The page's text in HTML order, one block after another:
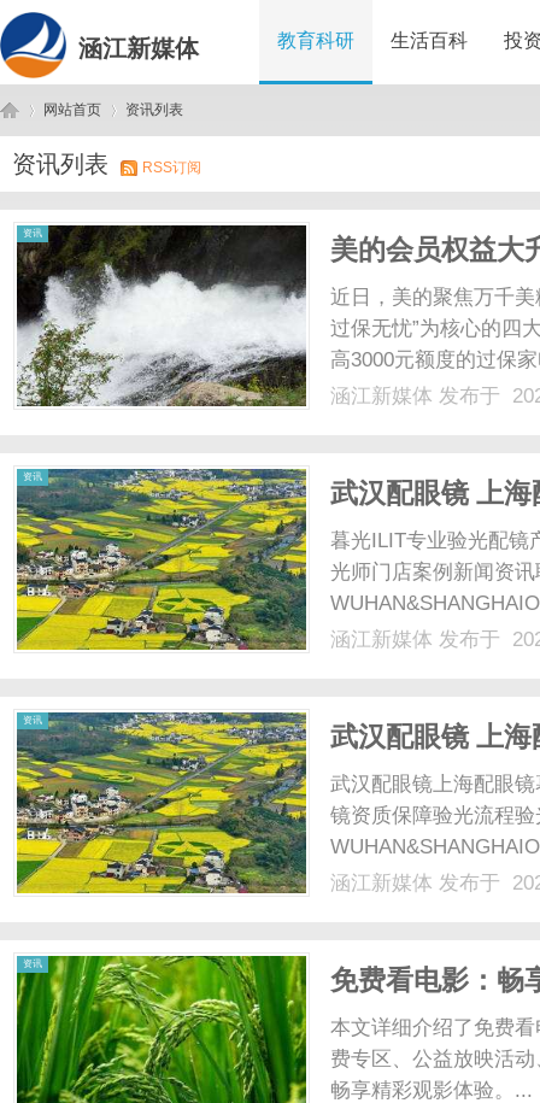
涵江新媒体 教育科研 生活百科 投
涵 ›
网站首页
›
资讯列表
资讯列表 RSS订阅
资讯
美的会员权益大
修
近日，美的聚焦万千
过保无忧”为核心的四
高3000元额度的过保
遇、积分互动、居家
涵江新媒体 发布于
资讯
武汉配眼镜 上海
暮光ILIT专业验光配镜
光师门店案例新闻资
配镜的写字楼眼镜店
涵江新媒体 发布于
资讯
武汉配眼镜 上海
武汉配眼镜上海配眼
镜资质保障验光流程
配镜的写字楼眼镜店
涵江新媒体 发布于
资讯
免费看电影：畅
本文详细介绍了免费
费专区、公益放映活
畅享精彩观影体验。...